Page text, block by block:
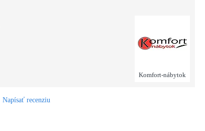
Komfort-nábytok
Napísať recenziu